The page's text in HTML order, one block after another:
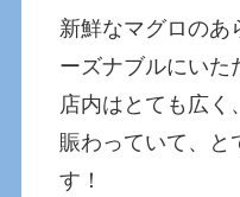
新鮮なマグロのあ
ーズナブルにいた
店内はとても広く
賑わっていて、と
す！